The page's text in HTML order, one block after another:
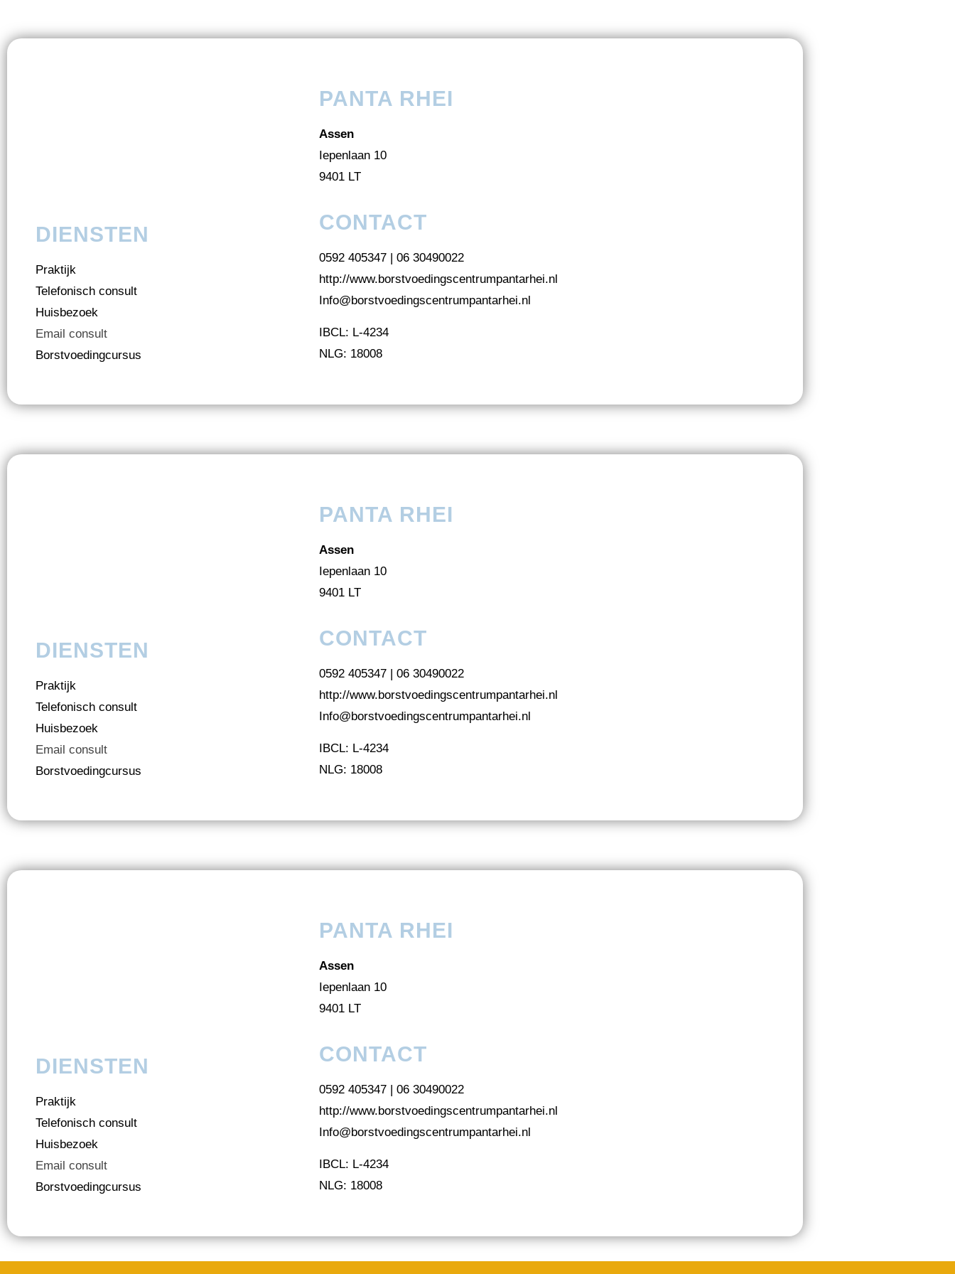
DIENSTEN
Praktijk
Telefonisch consult
Huisbezoek
Email consult
Borstvoedingcursus
PANTA RHEI
Assen
Iepenlaan 10
9401 LT
CONTACT
0592 405347 | 06 30490022
http://www.borstvoedingscentrumpantarhei.nl
Info@borstvoedingscentrumpantarhei.nl
IBCL: L-4234
NLG: 18008
DIENSTEN
Praktijk
Telefonisch consult
Huisbezoek
Email consult
Borstvoedingcursus
PANTA RHEI
Assen
Iepenlaan 10
9401 LT
CONTACT
0592 405347 | 06 30490022
http://www.borstvoedingscentrumpantarhei.nl
Info@borstvoedingscentrumpantarhei.nl
IBCL: L-4234
NLG: 18008
DIENSTEN
Praktijk
Telefonisch consult
Huisbezoek
Email consult
Borstvoedingcursus
PANTA RHEI
Assen
Iepenlaan 10
9401 LT
CONTACT
0592 405347 | 06 30490022
http://www.borstvoedingscentrumpantarhei.nl
Info@borstvoedingscentrumpantarhei.nl
IBCL: L-4234
NLG: 18008